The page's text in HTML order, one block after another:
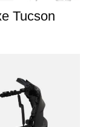
Tucson